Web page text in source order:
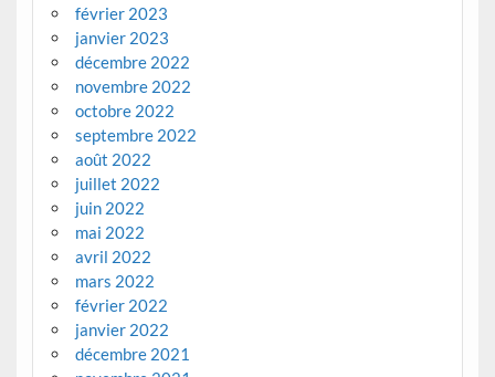
février 2023
janvier 2023
décembre 2022
novembre 2022
octobre 2022
septembre 2022
août 2022
juillet 2022
juin 2022
mai 2022
avril 2022
mars 2022
février 2022
janvier 2022
décembre 2021